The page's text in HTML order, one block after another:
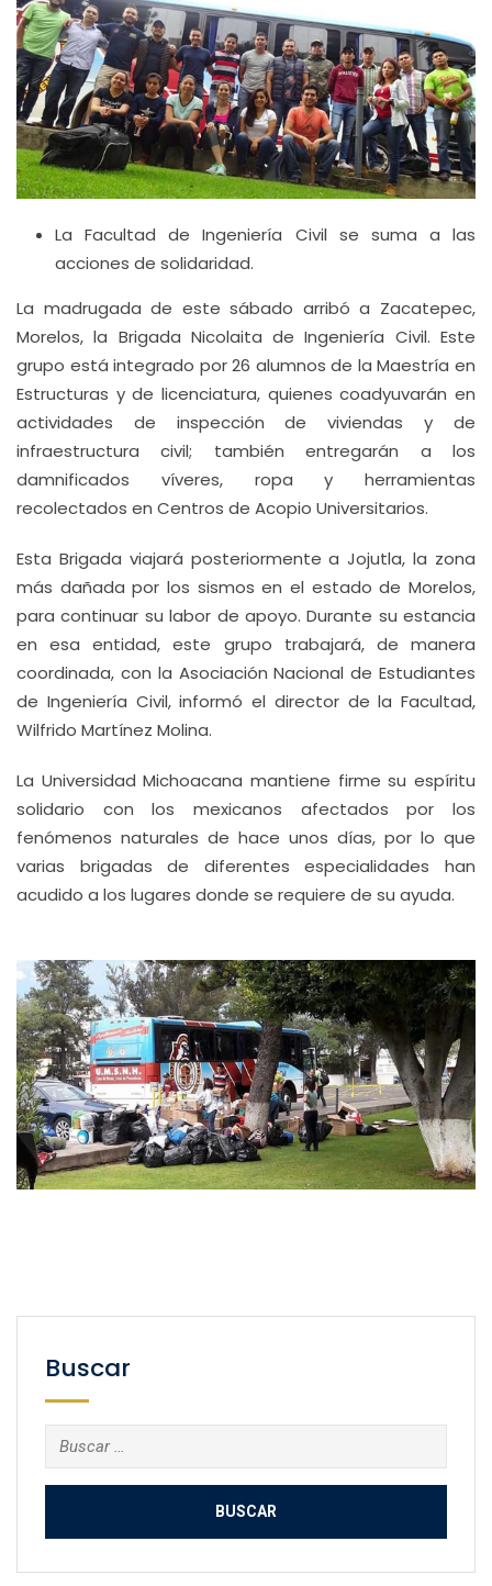
La Facultad de Ingeniería Civil se suma a las
acciones de solidaridad.
La madrugada de este sábado arribó a Zacatepec,
Morelos, la Brigada Nicolaita de Ingeniería Civil. Este
grupo está integrado por 26 alumnos de la Maestría en
Estructuras y de licenciatura, quienes coadyuvarán en
actividades de inspección de viviendas y de
infraestructura civil; también entregarán a los
damnificados víveres, ropa y herramientas
recolectados en Centros de Acopio Universitarios.
Esta Brigada viajará posteriormente a Jojutla, la zona
más dañada por los sismos en el estado de Morelos,
para continuar su labor de apoyo. Durante su estancia
en esa entidad, este grupo trabajará, de manera
coordinada, con la Asociación Nacional de Estudiantes
de Ingeniería Civil, informó el director de la Facultad,
Wilfrido Martínez Molina.
La Universidad Michoacana mantiene firme su espíritu
solidario con los mexicanos afectados por los
fenómenos naturales de hace unos días, por lo que
varias brigadas de diferentes especialidades han
acudido a los lugares donde se requiere de su ayuda.
Buscar
Buscar: